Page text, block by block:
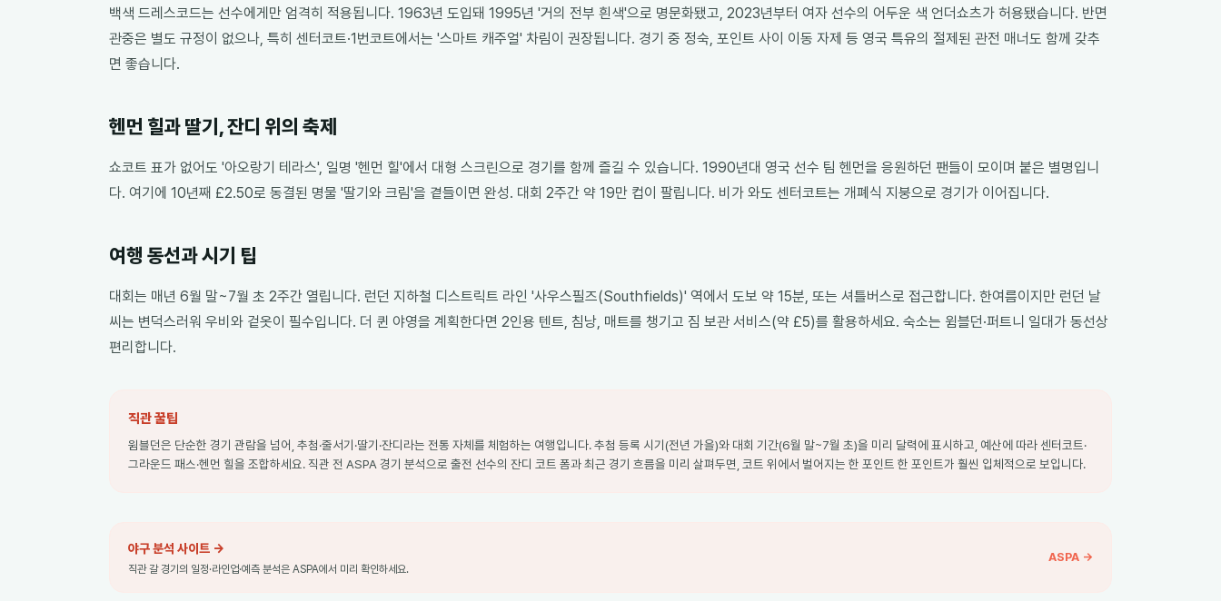
백색 드레스코드는 선수에게만 엄격히 적용됩니다. 1963년 도입돼 1995년 '거의 전부 흰색'으로 명문화됐고, 2023년부터 여자 선수의 어두운 색 언더쇼츠가 허용됐습니다. 반면
관중은 별도 규정이 없으나, 특히 센터코트·1번코트에서는 '스마트 캐주얼' 차림이 권장됩니다. 경기 중 정숙, 포인트 사이 이동 자제 등 영국 특유의 절제된 관전 매너도 함께 갖추
면 좋습니다.
헨먼 힐과 딸기, 잔디 위의 축제
쇼코트 표가 없어도 '아오랑기 테라스', 일명 '헨먼 힐'에서 대형 스크린으로 경기를 함께 즐길 수 있습니다. 1990년대 영국 선수 팀 헨먼을 응원하던 팬들이 모이며 붙은 별명입니
다. 여기에 10년째 £2.50로 동결된 명물 '딸기와 크림'을 곁들이면 완성. 대회 2주간 약 19만 컵이 팔립니다. 비가 와도 센터코트는 개폐식 지붕으로 경기가 이어집니다.
여행 동선과 시기 팁
대회는 매년 6월 말~7월 초 2주간 열립니다. 런던 지하철 디스트릭트 라인 '사우스필즈(Southfields)' 역에서 도보 약 15분, 또는 셔틀버스로 접근합니다. 한여름이지만 런던 날
씨는 변덕스러워 우비와 겉옷이 필수입니다. 더 퀸 야영을 계획한다면 2인용 텐트, 침낭, 매트를 챙기고 짐 보관 서비스(약 £5)를 활용하세요. 숙소는 윔블던·퍼트니 일대가 동선상
편리합니다.
직관 꿀팁
윔블던은 단순한 경기 관람을 넘어, 추첨·줄서기·딸기·잔디라는 전통 자체를 체험하는 여행입니다. 추첨 등록 시기(전년 가을)와 대회 기간(6월 말~7월 초)을 미리 달력에 표시하고, 예산에 따라 센터코트·
그라운드 패스·헨먼 힐을 조합하세요. 직관 전 ASPA 경기 분석으로 출전 선수의 잔디 코트 폼과 최근 경기 흐름을 미리 살펴두면, 코트 위에서 벌어지는 한 포인트 한 포인트가 훨씬 입체적으로 보입니다.
야구 분석 사이트 →
직관 갈 경기의 일정·라인업·예측 분석은 ASPA에서 미리 확인하세요.
ASPA →